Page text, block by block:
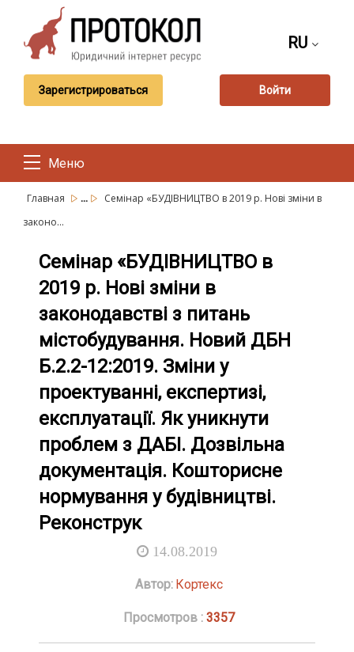
RU
Зарегистрироваться Войти
Меню
Главная ...
Семінар «БУДІВНИЦТВО в 2019 р. Нові зміни в
законо...
Семінар «БУДІВНИЦТВО в
2019 р. Нові зміни в
законодавстві з питань
містобудування. Новий ДБН
Б.2.2-12:2019. Зміни у
проектуванні, експертизі,
експлуатації. Як уникнути
проблем з ДАБІ. Дозвільна
документація. Кошторисне
нормування у будівництві.
Реконструк
14.08.2019
Автор: Кортекс
Просмотров : 3357